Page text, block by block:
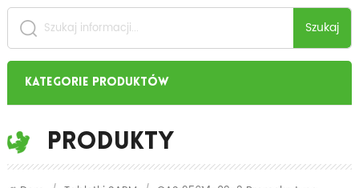
Szukaj
Kategorie produktów
Produkty